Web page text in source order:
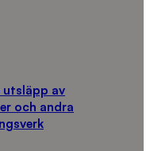
utsläpp av
och andra